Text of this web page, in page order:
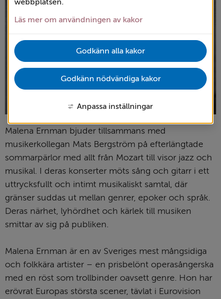
webbplatsen.
Läs mer om användningen av kakor
Godkänn alla kakor
Godkänn nödvändiga kakor
Anpassa inställningar
Malena Ernman bjuder tillsammans med
musikerkollegan Mats Bergström på efterlängtade
sommarpärlor med allt från Mozart till visor jazz och
musikal. I deras konserter möts sång och gitarr i ett
uttrycksfullt och intimt musikaliskt samtal, där
gränser suddas ut mellan genrer, epoker och språk.
Deras närhet, lyhördhet och kärlek till musiken
smittar av sig på publiken.
Malena Ernman är en av Sveriges mest mångsidiga
och folkkära artister – en prisbelönt operasångerska
med en röst som trollbinder oavsett genre. Hon har
erövrat Europas största scener, tävlat i Eurovision